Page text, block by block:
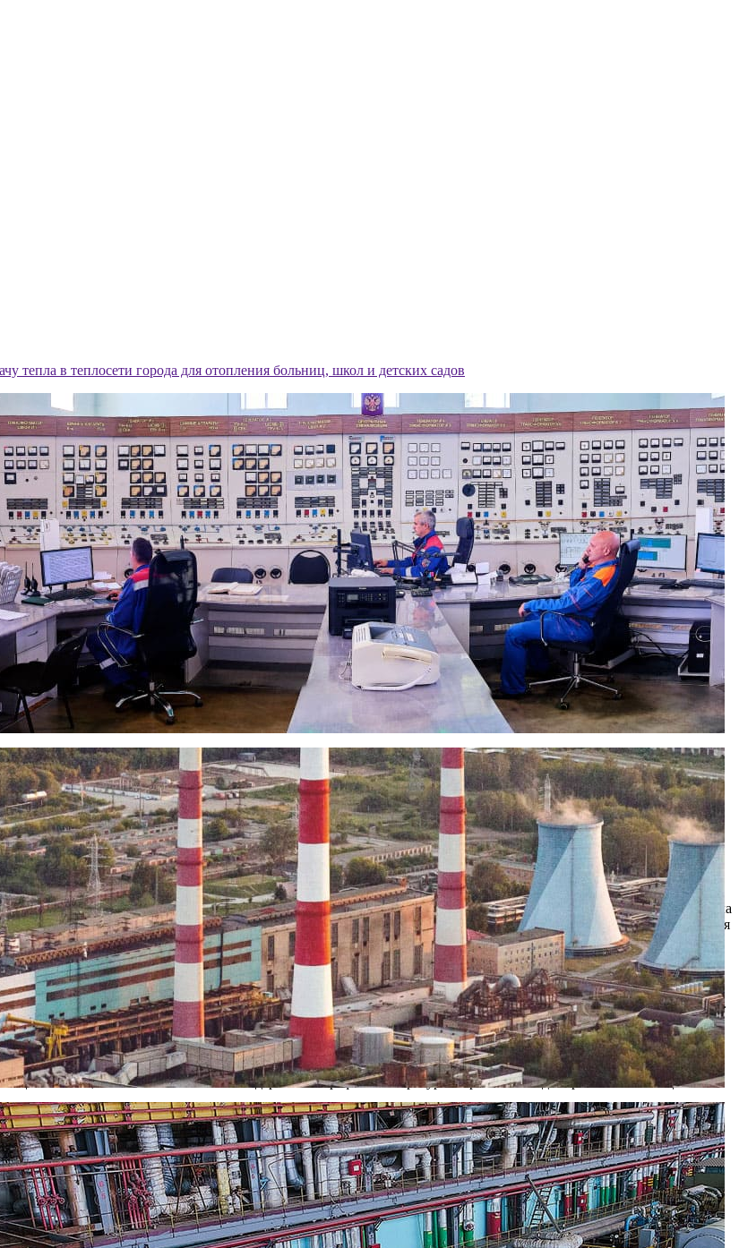
тепла в теплосети города для отопления больниц, школ и детских садов
подачу тепла в теплосети города для отопления
администрации «О начале отопительного сезона для объектов гуманитарной сферы в г.Рязани» начала
округам для отопления больниц, школ и детских садов.
службы тепловых сетей «Рязаньэнерго» приступила к «пробной топке». Теплоэлектроцентраль начала
на объекты здравоохранения, образования и культуры областного центра. В дальнейшем ТЭЦ по мере нарастания
повышать объемы циркулирующей горячей воды в тепловых сетях города. Время подключения отопления по
потребителей и отдельных участков трубопроводов в городе, а также от оперативности работы персонала,
к зиме. Выполнены все запланированные объемы ремонтных работ основного и вспомогательного оборудования.
к работе в осенне—зимний период. Отремонтировано более 570 единиц вспомогательного оборудования
своих потребителей. Лимиты топлива, которые передаются на теплоэлектроцентраль со стороны
момент, позволяют полностью выдерживать график температурных режимов. Одновременно на ТЭЦ
появления тепла в квартирах горожан будут зависеть от технической готовности различных участков
сезона в городе Рязани» было подписано главой администрации города Рязани 6 октября 2004 года.
формы обратной связи